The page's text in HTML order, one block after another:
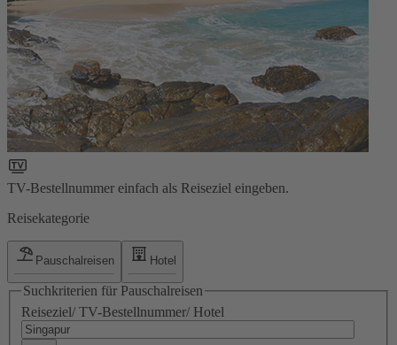
TV-Bestellnummer einfach als Reiseziel eingeben.
Reisekategorie
Pauschalreisen Hotel
Suchkriterien für Pauschalreisen
Reiseziel/ TV-Bestellnummer/ Hotel